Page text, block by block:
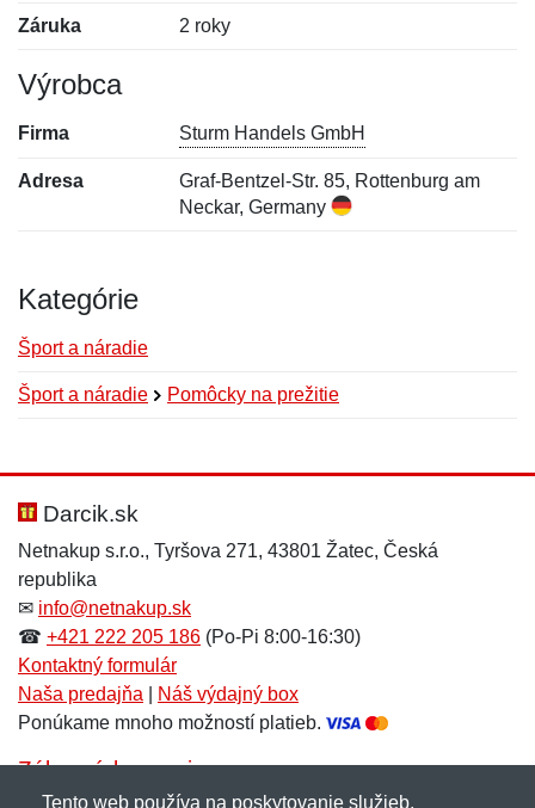
Záruka 2 roky
Výrobca
Firma Sturm Handels GmbH
Adresa
Graf-Bentzel-Str. 85, Rottenburg am
Neckar, Germany
Kategórie
Šport a náradie
Šport a náradie Pomôcky na prežitie
Hodnotenie:
Meno:*
E-mail:
Meno:
E-mail:*
Správa*
Darcik.sk
Netnakup s.r.o., Tyršova 271, 43801 Žatec, Česká
republika
✉ info@netnakup.sk
☎ +421 222 205 186 (Po-Pi 8:00-16:30)
Kontaktný formulár
Naša predajňa
Náš výdajný box
Ponúkame mnoho možností platieb.
Zákaznícky servis
Tento web používa na poskytovanie služieb,